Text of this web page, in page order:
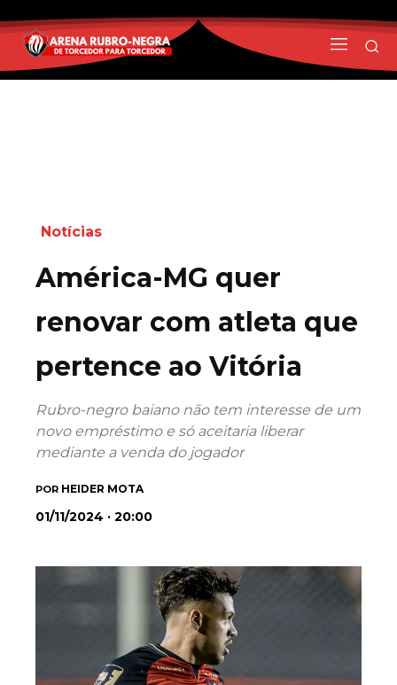
Notícias
América-MG quer
renovar com atleta que
pertence ao Vitória
Rubro-negro baiano não tem interesse de um
novo empréstimo e só aceitaria liberar
mediante a venda do jogador
POR HEIDER MOTA
01/11/2024 · 20:00